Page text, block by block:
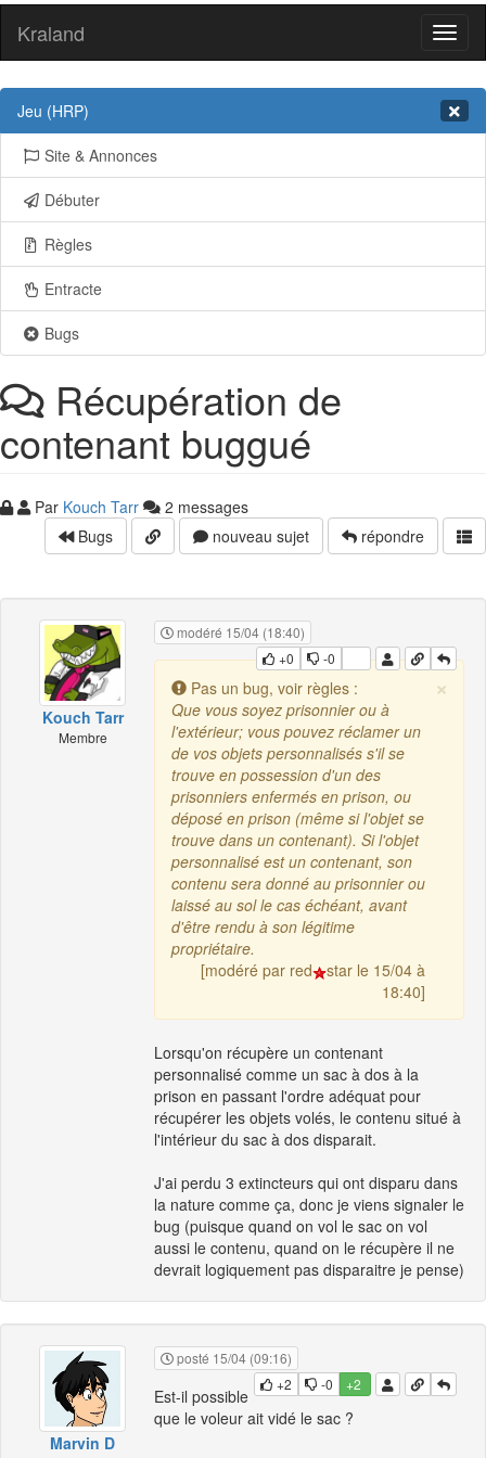
Kraland
Jeu (HRP)
Site & Annonces
Débuter
Règles
Entracte
Bugs
Récupération de
contenant buggué
Par Kouch Tarr
2 messages
Bugs
nouveau sujet répondre
Kouch Tarr
Membre
modéré 15/04 (18:40)
+0
-0
×
Pas un bug, voir règles :
Que vous soyez prisonnier ou à
l'extérieur; vous pouvez réclamer un
de vos objets personnalisés s'il se
trouve en possession d'un des
prisonniers enfermés en prison, ou
déposé en prison (même si l'objet se
trouve dans un contenant). Si l'objet
personnalisé est un contenant, son
contenu sera donné au prisonnier ou
laissé au sol le cas échéant, avant
d'être rendu à son légitime
propriétaire.
[modéré par red
star le 15/04 à
18:40]
Lorsqu'on récupère un contenant
personnalisé comme un sac à dos à la
prison en passant l'ordre adéquat pour
récupérer les objets volés, le contenu situé à
l'intérieur du sac à dos disparait.
J'ai perdu 3 extincteurs qui ont disparu dans
la nature comme ça, donc je viens signaler le
bug (puisque quand on vol le sac on vol
aussi le contenu, quand on le récupère il ne
devrait logiquement pas disparaitre je pense)
Marvin D
posté 15/04 (09:16)
+2
-0 +2
Est-il possible
que le voleur ait vidé le sac ?